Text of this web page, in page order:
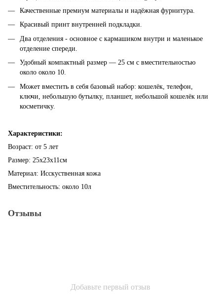
Качественные премиум материалы и надёжная фурнитура.
Красивый принт внутренней подкладки.
Два отделения - основное с кармашиком внутри и маленькое
отделение спереди.
Удобный компактный размер — 25 см с вместительностью
около около 10.
Может вместить в себя базовый набор: кошелёк, телефон,
ключи, небольшую бутылку, планшет, небольшой кошелёк или
косметичку.
Характеристики:
Возраст: от 5 лет
Размер: 25х23х11см
Материал: Исскуственная кожа
Вместительность: около 10л
Отзывы
Добавьте первый отзыв